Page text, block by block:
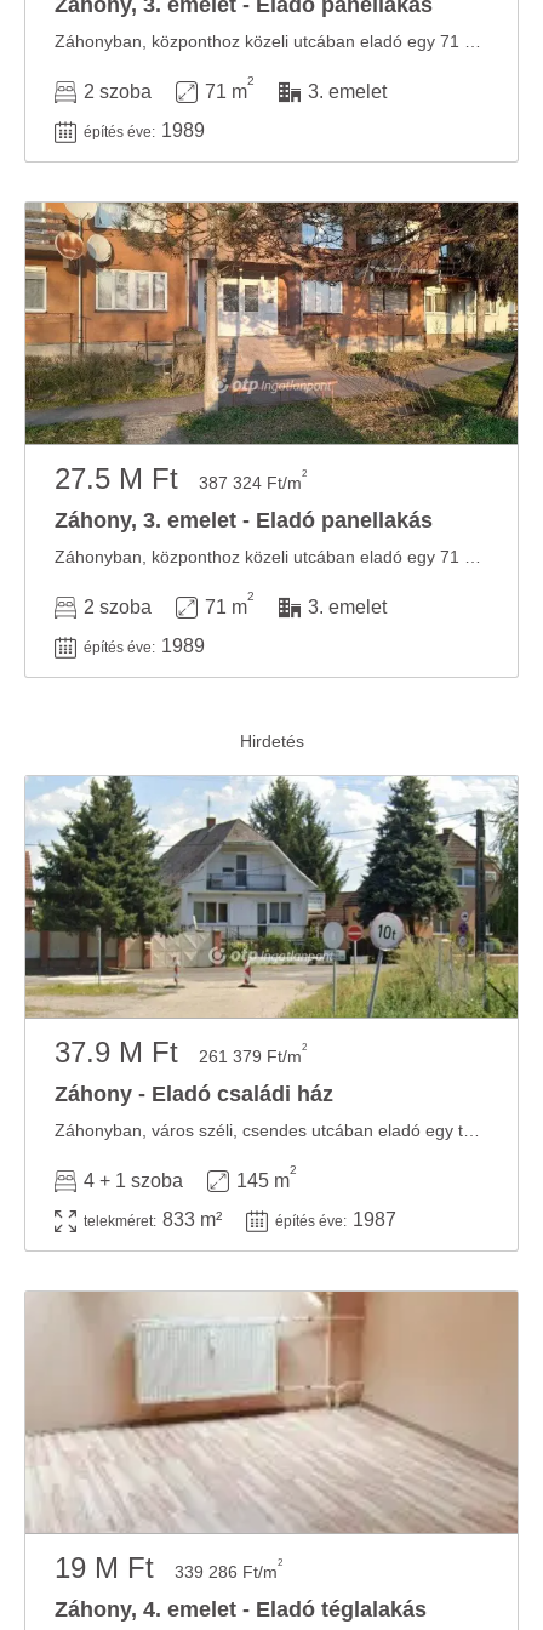
Záhony, 3. emelet - Eladó panellakás
2 szoba 71 m
2
3. emelet
építés éve: 1989
27.5 M Ft 387 324 Ft/m2
Záhony, 3. emelet - Eladó panellakás
2 szoba 71 m
2
3. emelet
építés éve: 1989
37.9 M Ft 261 379 Ft/m2
Záhony - Eladó családi ház
4 + 1 szoba 145 m
2
telekméret: 833 m² építés éve: 1987
19 M Ft 339 286 Ft/m2
Záhony, 4. emelet - Eladó téglalakás